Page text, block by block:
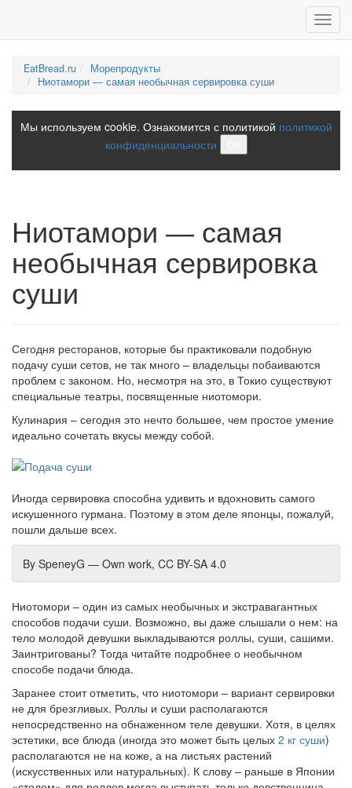
EatBread.ru
Морепродукты
Ниотамори — самая необычная сервировка суши
Мы используем cookie. Ознакомится с политикой политикой
конфиденциальности
Ниотамори — самая
необычная сервировка
суши
Сегодня ресторанов, которые бы практиковали подобную
подачу суши сетов, не так много – владельцы побаиваются
проблем с законом. Но, несмотря на это, в Токио существуют
специальные театры, посвященные ниотомори.
Кулинария – сегодня это нечто большее, чем простое умение
идеально сочетать вкусы между собой.
Иногда сервировка способна удивить и вдохновить самого
искушенного гурмана. Поэтому в этом деле японцы, пожалуй,
пошли дальше всех.
By SpeneyG — Own work, CC BY-SA 4.0
Ниотомори – один из самых необычных и экстравагантных
способов подачи суши. Возможно, вы даже слышали о нем: на
тело молодой девушки выкладываются роллы, суши, сашими.
Заинтригованы? Тогда читайте подробнее о необычном
способе подачи блюда.
Заранее стоит отметить, что ниотомори – вариант сервировки
не для брезгливых. Роллы и суши располагаются
непосредственно на обнаженном теле девушки. Хотя, в целях
эстетики, все блюда (иногда это может быть целых 2 кг суши)
располагаются не на коже, а на листьях растений
(искусственных или натуральных). К слову – раньше в Японии